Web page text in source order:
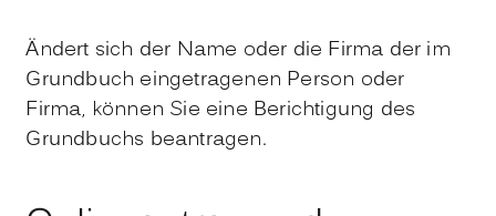
Ändert sich der Name oder die Firma der im
Grundbuch eingetragenen Person oder
Firma, können Sie eine Berichtigung des
Grundbuchs beantragen.